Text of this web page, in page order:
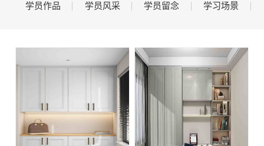
首
我
们
学员作品 学员风采 学员留念 学习场景